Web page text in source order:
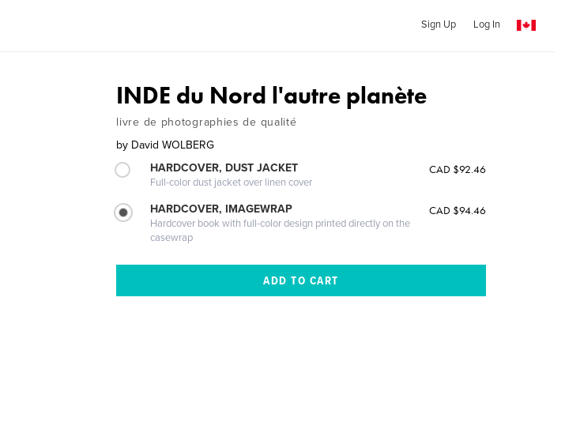
Sign Up Log In
INDE du Nord l'autre planète
livre de photographies de qualité
by David WOLBERG
HARDCOVER, DUST JACKET
Full-color dust jacket over linen cover
CAD $92.46
HARDCOVER, IMAGEWRAP
Hardcover book with full-color design printed directly on the
casewrap
CAD $94.46